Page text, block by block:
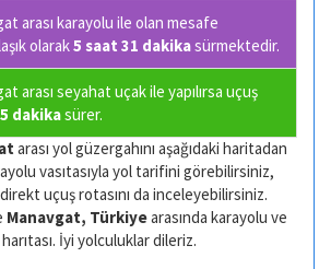
arası karayolu ile olan mesafe
olarak5 saat 31 dakikasürmektedir.
arası seyahat uçak ile yapılırsa uçuş
dakikasürer.
arası yol güzergahını aşağıdaki haritadan
vasıtasıyla yol tarifini görebilirsiniz,
uçuş rotasını da inceleyebilirsiniz.
Manavgat, Türkiyearasında karayolu ve
İyi yolculuklar dileriz.